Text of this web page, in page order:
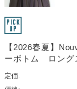
【2026春夏】
ーボトム ロング
定価: